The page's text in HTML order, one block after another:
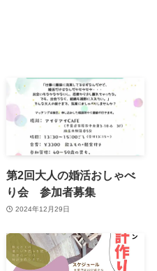
第2回大人の婚活おしゃべ
り会 参加者募集
2024年12月29日